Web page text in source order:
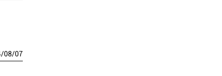
/08/07